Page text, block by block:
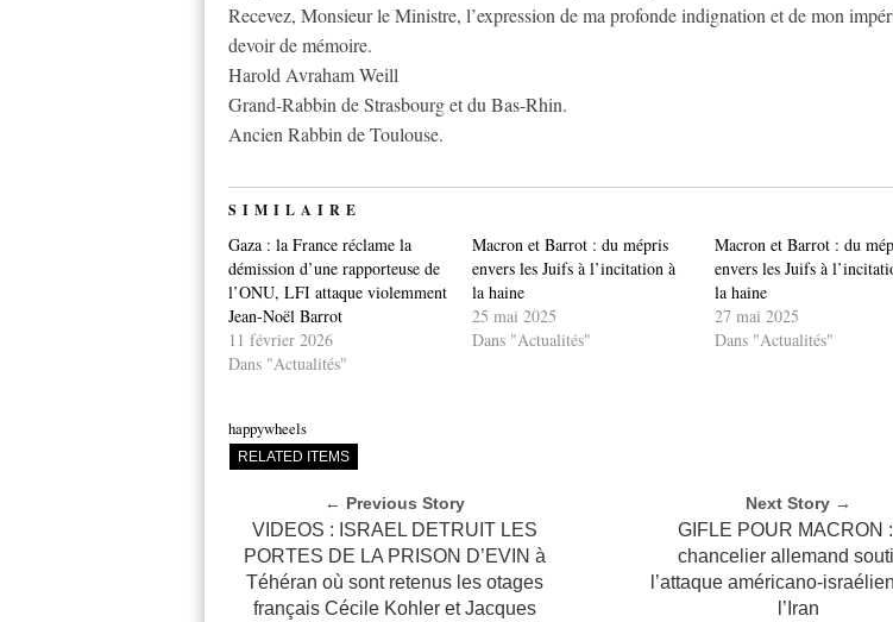
Recevez, Monsieur le Ministre, l’expression de ma profonde indignation et de mon
devoir de mémoire.
Harold Avraham Weill
Grand-Rabbin de Strasbourg et du Bas-Rhin.
Ancien Rabbin de Toulouse.
SIMILAIRE
Gaza : la France réclame la
démission d’une rapporteuse de
l’ONU, LFI attaque violemment
Jean-Noël Barrot
11 février 2026
Dans "Actualités"
Macron et Barrot : du mépris
envers les Juifs à l’incitation à
la haine
25 mai 2025
Dans "Actualités"
Macron et Barrot : du
envers les Juifs à
la haine
27 mai 2025
Dans "Actualités"
happywheels
RELATED ITEMS
← Previous Story
VIDEOS : ISRAEL DETRUIT LES
PORTES DE LA PRISON D’EVIN à
Téhéran où sont retenus les otages
français Cécile Kohler et Jacques
Next Story →
GIFLE POUR MACRON
chancelier allemand
l’attaque américano-
l’Iran